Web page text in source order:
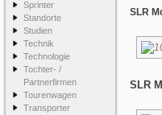
Sprinter
Standorte
Studien
Technik
Technologie
Tochter- /
Partnerfirmen
Tourenwagen
Transporter
SLR
SLR